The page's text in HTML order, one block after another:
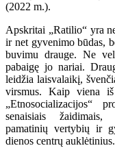
(2022 m.).
Apskritai „Ratilio“ yra
ir net gyvenimo būdas,
buvimu drauge. Ne
pabaigę jo nariai.
leidžia laisvalaikį,
virsmus. Kaip viena
„Etnosocializacijos“
senaisiais žaidimais,
pamatinių vertybių ir
dienos centrų auklėtinius.